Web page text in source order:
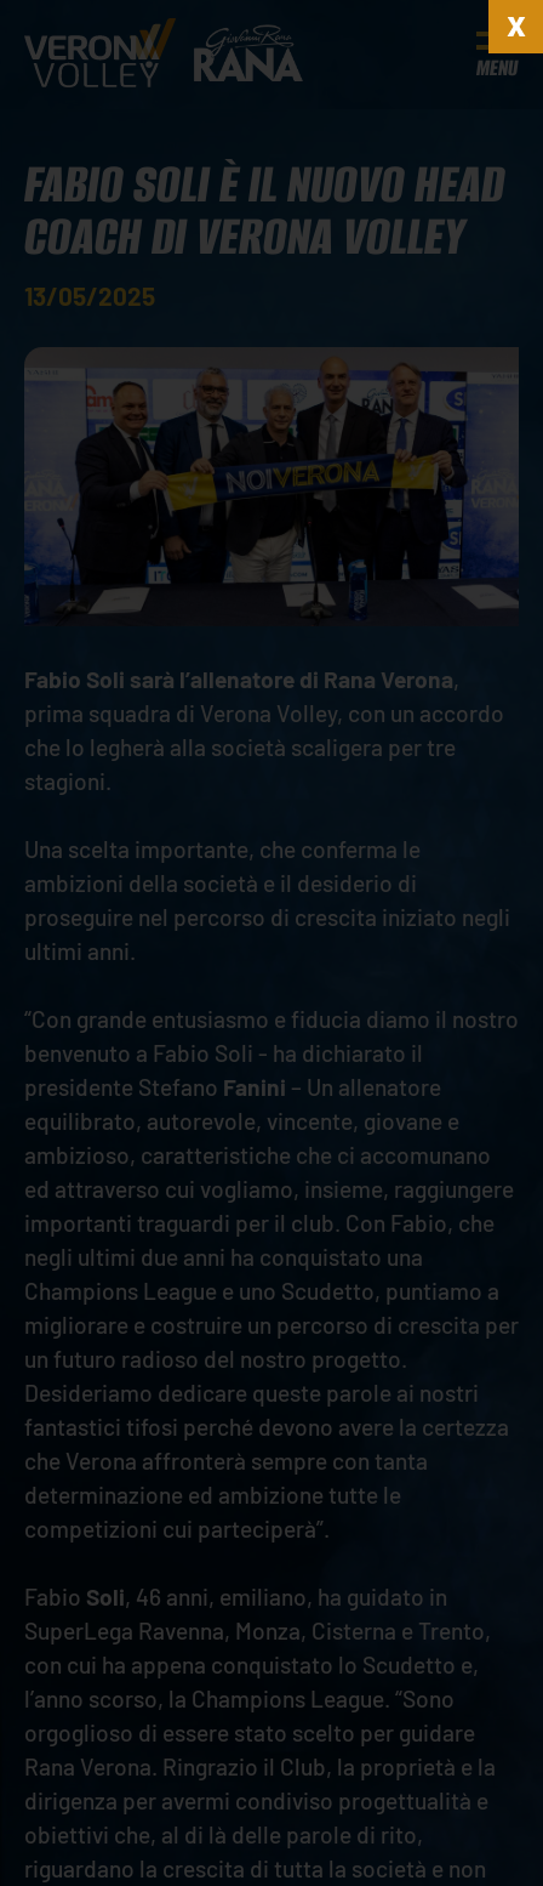
MENU
FABIO SOLI È IL NUOVO HEAD
COACH DI VERONA VOLLEY
13/05/2025
Fabio Soli sarà l’allenatore di Rana Verona,
prima squadra di Verona Volley, con un accordo
che lo legherà alla società scaligera per tre
stagioni.
Una scelta importante, che conferma le
ambizioni della società e il desiderio di
proseguire nel percorso di crescita iniziato negli
ultimi anni.
“Con grande entusiasmo e fiducia diamo il nostro
benvenuto a Fabio Soli - ha dichiarato il
presidente Stefano Fanini – Un allenatore
equilibrato, autorevole, vincente, giovane e
ambizioso, caratteristiche che ci accomunano
ed attraverso cui vogliamo, insieme, raggiungere
importanti traguardi per il club. Con Fabio, che
negli ultimi due anni ha conquistato una
Champions League e uno Scudetto, puntiamo a
migliorare e costruire un percorso di crescita per
un futuro radioso del nostro progetto.
Desideriamo dedicare queste parole ai nostri
fantastici tifosi perché devono avere la certezza
che Verona affronterà sempre con tanta
determinazione ed ambizione tutte le
competizioni cui parteciperà”.
Fabio Soli, 46 anni, emiliano, ha guidato in
SuperLega Ravenna, Monza, Cisterna e Trento,
con cui ha appena conquistato lo Scudetto e,
l’anno scorso, la Champions League. “Sono
orgoglioso di essere stato scelto per guidare
Rana Verona. Ringrazio il Club, la proprietà e la
dirigenza per avermi condiviso progettualità e
obiettivi che, al di là delle parole di rito,
riguardano la crescita di tutta la società e non